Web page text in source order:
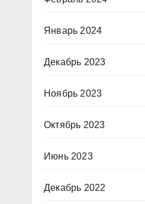
Январь 2024
Декабрь 2023
Ноябрь 2023
Октябрь 2023
Июнь 2023
Декабрь 2022